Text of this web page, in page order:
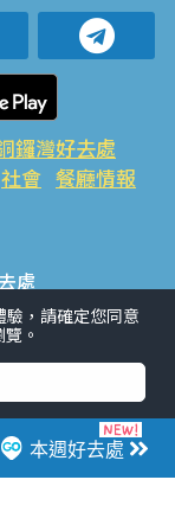
本週好去處
鑼灣好去處
社會 餐廳情報
處
角好去處 社會
熱話
#限時搶
#著數 #網絡熱話
，請確定您同意
。